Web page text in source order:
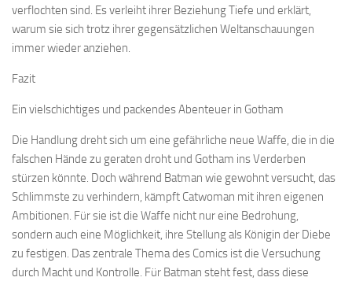
verflochten sind. Es verleiht ihrer Beziehung Tiefe und erklärt,
warum sie sich trotz ihrer gegensätzlichen Weltanschauungen
immer wieder anziehen.
Fazit
Ein vielschichtiges und packendes Abenteuer in Gotham
Die Handlung dreht sich um eine gefährliche neue Waffe, die in die
falschen Hände zu geraten droht und Gotham ins Verderben
stürzen könnte. Doch während Batman wie gewohnt versucht, das
Schlimmste zu verhindern, kämpft Catwoman mit ihren eigenen
Ambitionen. Für sie ist die Waffe nicht nur eine Bedrohung,
sondern auch eine Möglichkeit, ihre Stellung als Königin der Diebe
zu festigen. Das zentrale Thema des Comics ist die Versuchung
durch Macht und Kontrolle. Für Batman steht fest, dass diese